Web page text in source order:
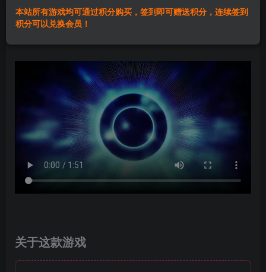
群主1号
关于这款游戏
本站所有游戏均可通过积分购买，签到即可赠送积分，连续签到
积分可以兑换会员！